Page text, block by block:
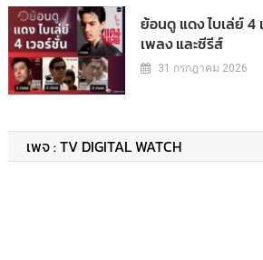
ย้อนดู แดง ไบเล่ย์ 4
เพลง และซีรีส์
31 กรกฎาคม 2026
เพจ : TV DIGITAL WATCH